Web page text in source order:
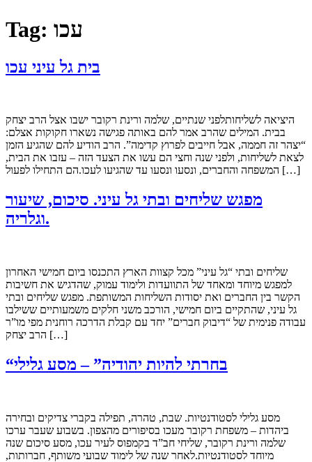
Tag: עכו
בית גל עיני עכו
היציאה לשליחותלפני שנתיים, שלמה ורינת רקובר ישבו אצל הרב יצחק
בבית. המילים שהרב אמר להם באותה פגישה נשארו חקוקות אצלם:
“יצהר זה חממה, אבל חייבים לפרוץ קדימה”. הרב הודיע להם שהגיע הזמן
לצאת לשליחות, ולפני שנה וחצי הם עשו את הצעד הזה – עזבו את הבית,
המשפחה והחברים, ונסעו ונסעו עד שהגיעו לעכו.הם התחילו לפעול […]
מפגש שליחים ובתי גל עיני. סיכום, שיעור
וגלריה.
שליחים ובתי “גל עיני” מכל קצוות הארץ התכנסו ביום חמישי האחרון
למפגש מיוחד ומאחד של התוועדות ולימוד עמוק, שהדגיש את חשיבות
הקשר בין החברים ואת יסודות השליחות המשותפת. מפגש שליחים ובתי
גל עיני, שהתקיים ביום חמישי, הורכב משני חלקים משמעותיים ששילבו
עבודה פנימית של “דיבוק חברים” יחד עם קבלת הדרכה רוחנית מפי מו”ר
הרב יצחק […]
“בחרתי להיות יהודיה” – מסע גלילי
מסע גלילי לסטודנטיות. שבת, טהרה, תפילה בקברי צדיקים ובחירה
ביהדות – משפחת רקובר מעכו בסיפורים מהצפון. בשבוע שעבר ערכו
שלמה ורינת רקובר, שליחי חב”ד בקמפוס לעיר עכו, מסע סיכום שנה
מיוחד לסטודנטיות.לאחר שנה של לימוד שבועי משותף, חברותות,